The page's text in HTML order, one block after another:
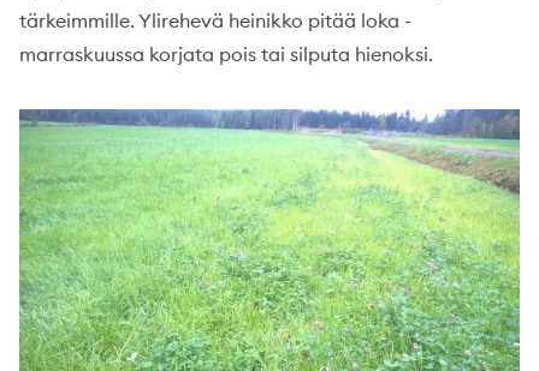
tärkeimmille. Ylirehevä heinikko pitää loka -
marraskuussa korjata pois tai silputa hienoksi.